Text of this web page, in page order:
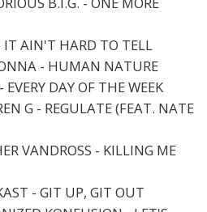
AIN'T HARD TO TELL
- HUMAN NATURE
DAY OF THE WEEK
G - REGULATE (FEAT. NATE
VANDROSS - KILLING ME
- GIT UP, GIT OUT